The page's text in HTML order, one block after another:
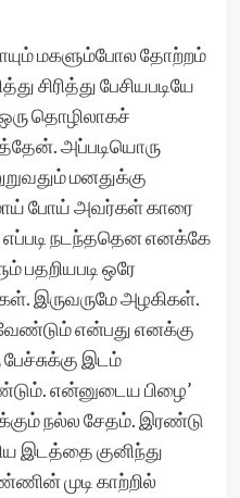
மகளும்போல தோற்றம்
சிரித்து பேசியபடியே
தொழிலாகச்
அப்படியொரு
மனதுக்கு
போய் அவர்கள் காரை
நடந்ததென எனக்கே
பதறியபடி ஒரே
இருவருமே அழகிகள்.
என்பது எனக்கு
இடம்
என்னுடைய பிழை’
நல்ல சேதம். இரண்டு
இடத்தை குனிந்து
முடி காற்றில்